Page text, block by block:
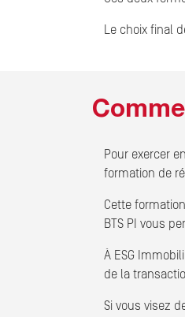
Le choix final
Pour exercer
formation de
Cette
BTS PI vous
À ESG
de la
Si vous visez